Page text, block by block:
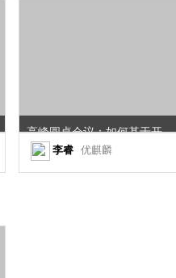
高峰圆桌会议：如何基于开源项目打造高品质企业产品
李睿 优麒麟